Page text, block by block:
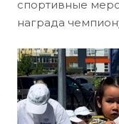
спортивные
награда